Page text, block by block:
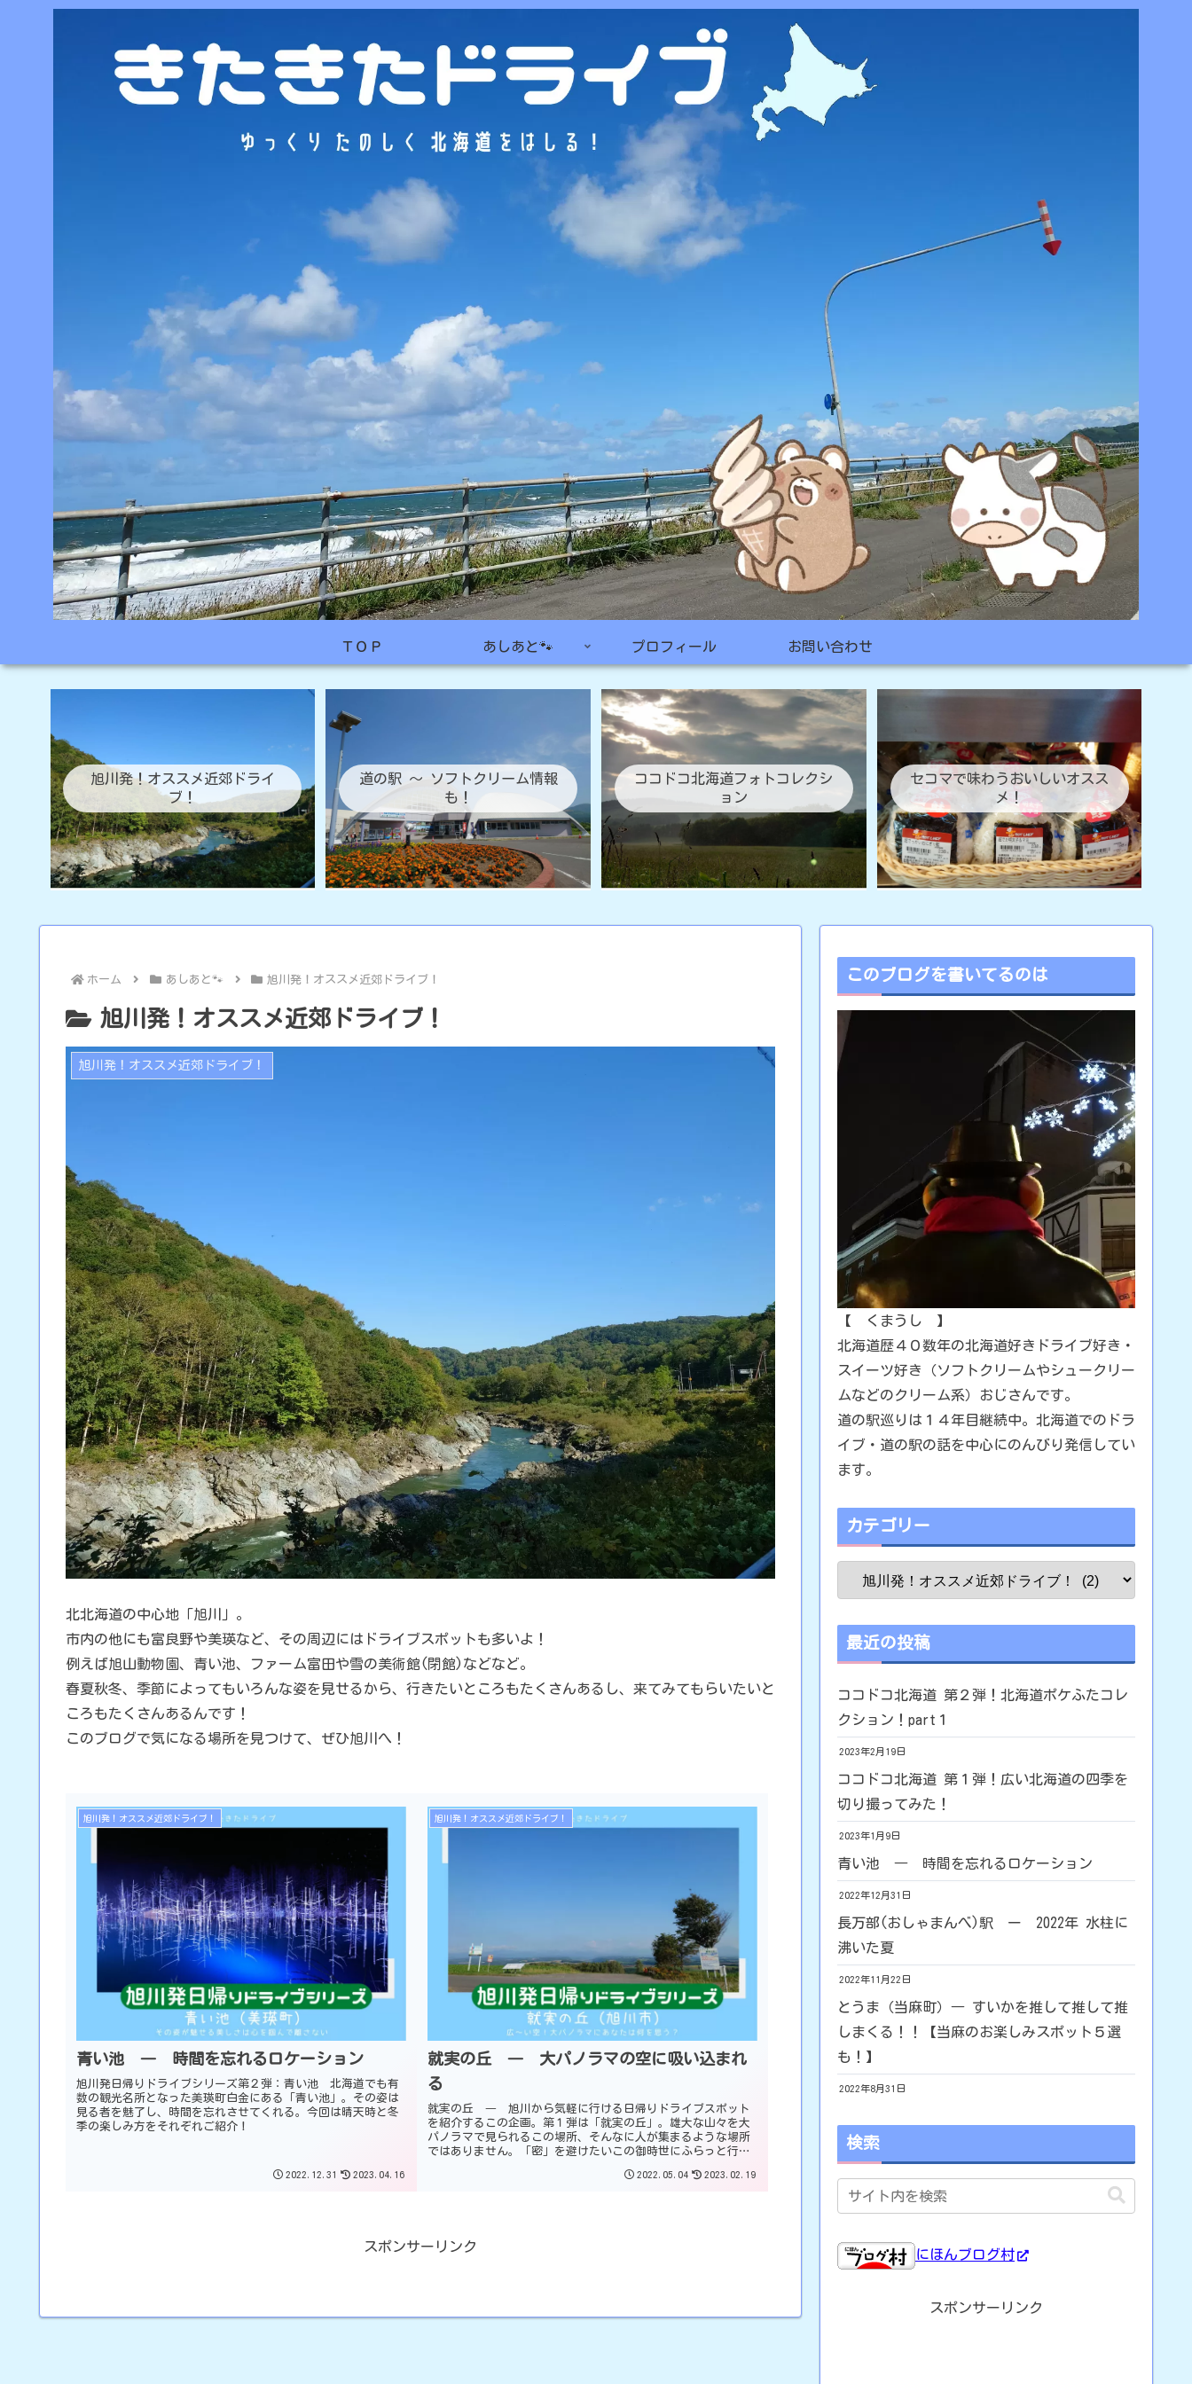
ＴＯＰ あしあと🐾 プロフィール お問い合わせ
旭川発！オススメ近郊ドライ
ブ！
道の駅 ～ ソフトクリーム情報
も！
ココドコ北海道フォトコレクシ
ョン
セコマで味わうおいしいオスス
メ！
ホーム あしあと🐾 旭川発！オススメ近郊ドライブ！
旭川発！オススメ近郊ドライブ！
旭川発！オススメ近郊ドライブ！
北北海道の中心地「旭川」。
市内の他にも富良野や美瑛など、その周辺にはドライブスポットも多いよ！
例えば旭山動物園、青い池、ファーム富田や雪の美術館(閉館)などなど。
春夏秋冬、季節によってもいろんな姿を見せるから、行きたいところもたくさんあるし、来てみてもらいたいと
ころもたくさんあるんです！
このブログで気になる場所を見つけて、ぜひ旭川へ！
旭川発！オススメ近郊ドライブ！
青い池 ― 時間を忘れるロケーション
旭川発日帰りドライブシリーズ第２弾：青い池 北海道でも有
数の観光名所となった美瑛町白金にある「青い池」。その姿は
見る者を魅了し、時間を忘れさせてくれる。今回は晴天時と冬
季の楽しみ方をそれぞれご紹介！
2022.12.31 2023.04.16
旭川発！オススメ近郊ドライブ！
就実の丘 ― 大パノラマの空に吸い込まれ
る
就実の丘 ― 旭川から気軽に行ける日帰りドライブスポット
を紹介するこの企画。第１弾は「就実の丘」。雄大な山々を大
パノラマで見られるこの場所、そんなに人が集まるような場所
ではありません。「密」を避けたいこの御時世にふらっと行っ
2022.05.04 2023.02.19
スポンサーリンク
このブログを書いてるのは
【 くまうし 】
北海道歴４０数年の北海道好きドライブ好き・
スイーツ好き（ソフトクリームやシュークリー
ムなどのクリーム系）おじさんです。
道の駅巡りは１４年目継続中。北海道でのドラ
イブ・道の駅の話を中心にのんびり発信してい
ます。
カテゴリー
最近の投稿
ココドコ北海道 第２弾！北海道ポケふたコレ
クション！part１
2023年2月19日
ココドコ北海道 第１弾！広い北海道の四季を
切り撮ってみた！
2023年1月9日
青い池 ― 時間を忘れるロケーション
2022年12月31日
長万部(おしゃまんべ)駅 ー 2022年 水柱に
沸いた夏
2022年11月22日
とうま（当麻町）― すいかを推して推して推
しまくる！！【当麻のお楽しみスポット５選
も！】
2022年8月31日
検索
にほんブログ村
スポンサーリンク